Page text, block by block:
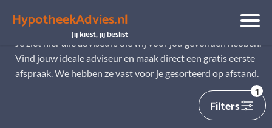
HypotheekAdvies.nl
Jij kiest, jij beslist
Alle adviseurs
Je ziet hier alle adviseurs die wij voor jou gevonden hebben.
Vind jouw ideale adviseur en maak direct een gratis eerste
afspraak. We hebben ze vast voor je gesorteerd op afstand.
Filters
1